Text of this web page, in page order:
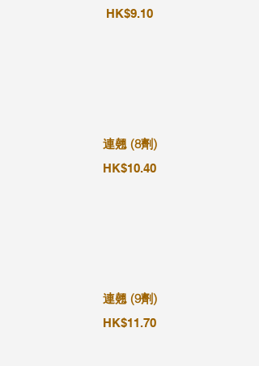
HK$9.10
連翹 (8劑)
HK$10.40
連翹 (9劑)
HK$11.70